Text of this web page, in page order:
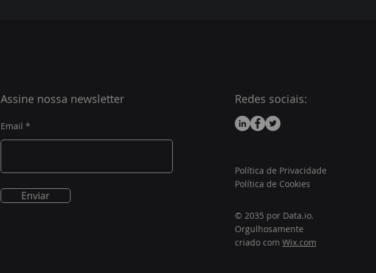
Assine nossa newsletter
Email
Enviar
Redes sociais:
Política de Privacidade
Política de Cookies
© 2035 por Data.io.
Orgulhosamente
criado com Wix.com